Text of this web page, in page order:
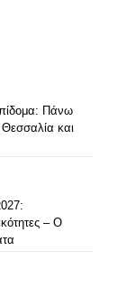
Πάνω
και
– Ο